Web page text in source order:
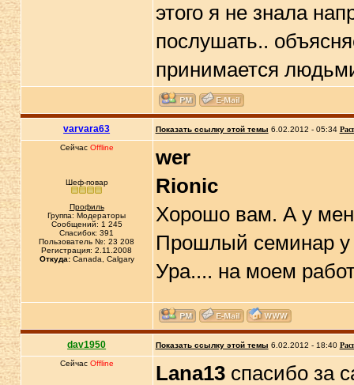
этого я не знала
послушать..
принимается
varvara63 Показать ссылку этой темы 6.02.2012 - 05:34
Сейчас Offline
Шеф-повар
Профиль
Группа: Модераторы
Сообщений: 1 245
Спасибок: 391
Пользователь №: 23 208
Регистрация: 2.11.2008
Откуда:Canada, Calgary
wer
Rionic
Хорошо вам. А у
Прошлый семинар у
Ура.... на моем
dav1950 Показать ссылку этой темы 6.02.2012 - 18:40
Сейчас Offline Lana13спасибо за